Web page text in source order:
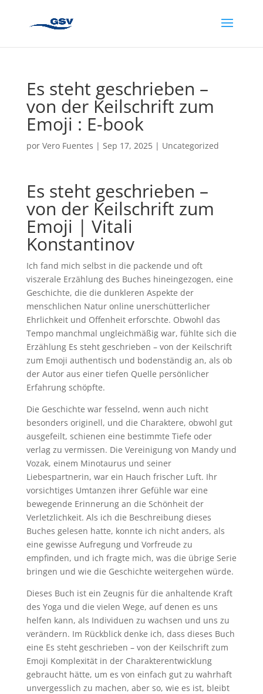
Es steht geschrieben –
von der Keilschrift zum
Emoji : E-book
por Vero Fuentes | Sep 17, 2025| Uncategorized
Es steht geschrieben –
von der Keilschrift zum
Emoji | Vitali
Konstantinov
Ich fand mich selbst in die packende und oft
viszerale Erzählung des Buches hineingezogen, eine
Geschichte, die die dunkleren Aspekte der
menschlichen Natur online unerschütterlicher
Ehrlichkeit und Offenheit erforschte. Obwohl das
Tempo manchmal ungleichmäßig war, fühlte sich die
Erzählung Es steht geschrieben – von der Keilschrift
zum Emoji authentisch und bodenständig an, als ob
der Autor aus einer tiefen Quelle persönlicher
Erfahrung schöpfte.
Die Geschichte war fesselnd, wenn auch nicht
besonders originell, und die Charaktere, obwohl gut
ausgefeilt, schienen eine bestimmte Tiefe oder
verlag zu vermissen. Die Vereinigung von Mandy und
Vozak, einem Minotaurus und seiner
Liebespartnerin, war ein Hauch frischer Luft. Ihr
vorsichtiges Umtanzen ihrer Gefühle war eine
bewegende Erinnerung an die Schönheit der
Verletzlichkeit. Als ich die Beschreibung dieses
Buches gelesen hatte, konnte ich nicht anders, als
eine gewisse Aufregung und Vorfreude zu
empfinden, und ich fragte mich, was die übrige Serie
bringen und wie die Geschichte weitergehen würde.
Dieses Buch ist ein Zeugnis für die anhaltende Kraft
des Yoga und die vielen Wege, auf denen es uns
helfen kann, als Individuen zu wachsen und uns zu
verändern. Im Rückblick denke ich, dass dieses Buch
eine Es steht geschrieben – von der Keilschrift zum
Emoji Komplexität in der Charakterentwicklung
gebraucht hätte, um es von einfach gut zu wahrhaft
unvergesslich zu machen, aber so, wie es ist, bleibt